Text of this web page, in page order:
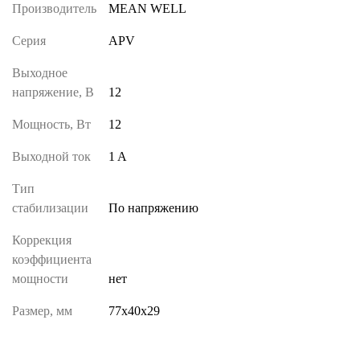
Производитель MEAN WELL
Серия APV
Выходное
напряжение, В
12
Мощность, Вт 12
Выходной ток 1 A
Тип
стабилизации
По напряжению
Коррекция
коэффициента
мощности
нет
Размер, мм 77х40х29